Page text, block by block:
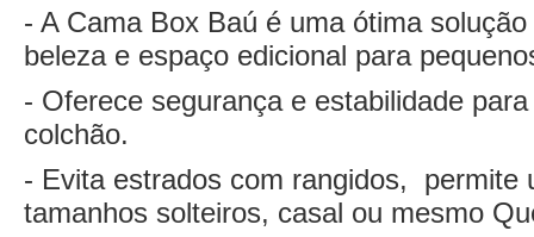
- A Cama Box Baú é uma ótima
beleza e espaço edicional para
- Oferece segurança e estabilidade
colchão.
- Evita estrados com rangidos, permite
tamanhos solteiros, casal ou mesmo